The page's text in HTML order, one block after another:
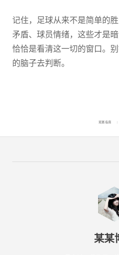
记住，足球从来不是简单的
矛盾、球员情绪，这些才是
恰恰是看清这一切的窗口。
的脑子去判断。
观赛指南
某某